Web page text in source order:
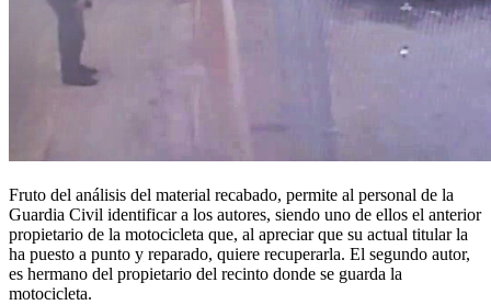
Fruto del análisis del material recabado, permite al personal de la
Guardia Civil identificar a los autores, siendo uno de ellos el anterior
propietario de la motocicleta que, al apreciar que su actual titular la
ha puesto a punto y reparado, quiere recuperarla. El segundo autor,
es hermano del propietario del recinto donde se guarda la
motocicleta.